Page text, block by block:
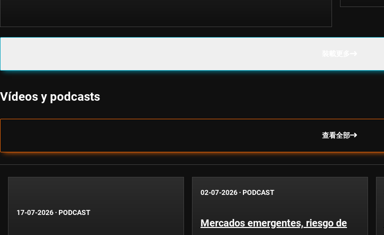
Vídeos y podcasts
查看全部
17-07-2026 · PODCAST
02-07-2026 · PODCAST
Mercados emergentes, riesgo de